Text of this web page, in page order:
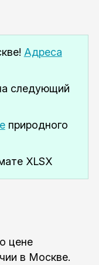
Адреса
следующий
природного
XLSX
цене
в Москве.